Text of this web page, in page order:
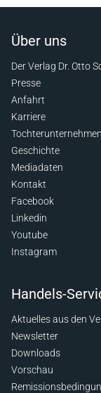
Über uns
Der Verlag Dr. Otto
Presse
Anfahrt
Karriere
Geschichte
Mediadaten
Kontakt
Facebook
Linkedin
Youtube
Instagram
Handels-
Aktuelles aus den
Newsletter
Downloads
Vorschau